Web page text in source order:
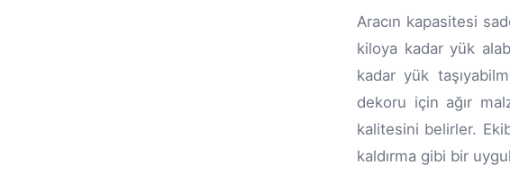
Aracın kapasitesi
kiloya kadar yük
kadar yük
dekoru için ağır
kalitesini belirler.
kaldırma gibi bir